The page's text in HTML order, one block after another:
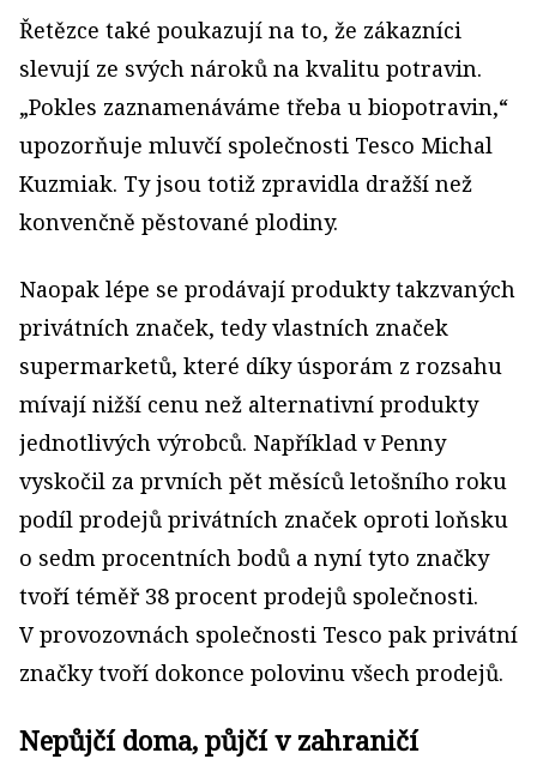
Řetězce také poukazují na to, že zákazníci
slevují ze svých nároků na kvalitu potravin.
„Pokles zaznamenáváme třeba u biopotravin,“
upozorňuje mluvčí společnosti Tesco Michal
Kuzmiak. Ty jsou totiž zpravidla dražší než
konvenčně pěstované plodiny.
Naopak lépe se prodávají produkty takzvaných
privátních značek, tedy vlastních značek
supermarketů, které díky úsporám z rozsahu
mívají nižší cenu než alternativní produkty
jednotlivých výrobců. Například v Penny
vyskočil za prvních pět měsíců letošního roku
podíl prodejů privátních značek oproti loňsku
o sedm procentních bodů a nyní tyto značky
tvoří téměř 38 procent prodejů společnosti.
V provozovnách společnosti Tesco pak privátní
značky tvoří dokonce polovinu všech prodejů.
Nepůjčí doma, půjčí v zahraničí